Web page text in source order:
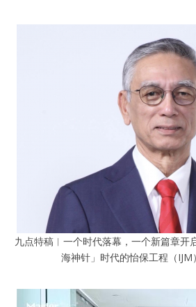
九点特稿︱一个时代落幕，一个新篇章开
海神针」时代的怡保工程（IJM